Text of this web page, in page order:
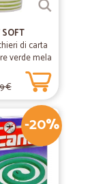
di carta
verde mela
€
-20%